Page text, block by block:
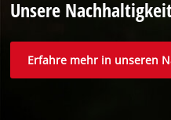
Unsere
Erfahre mehr in unseren